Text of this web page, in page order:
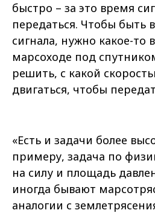
быстро – за это время
передаться. Чтобы быть
сигнала, нужно какое-то
марсоходе под
решить, с какой
двигаться, чтобы
«Есть и задачи более
примеру, задача по
на силу и площадь
иногда бывают
аналогии с